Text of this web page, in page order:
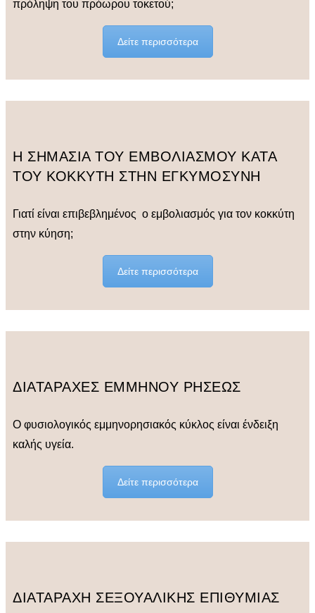
πρόληψη του πρόωρου τοκετού;
Δείτε περισσότερα
Η ΣΗΜΑΣΙΑ ΤΟΥ ΕΜΒΟΛΙΑΣΜΟΥ ΚΑΤΑ
ΤΟΥ ΚΟΚΚΥΤΗ ΣΤΗΝ ΕΓΚΥΜΟΣΥΝΗ
Γιατί είναι επιβεβλημένος ο εμβολιασμός για τον κοκκύτη
στην κύηση;
Δείτε περισσότερα
ΔΙΑΤΑΡΑΧΕΣ ΕΜΜΗΝΟΥ ΡΗΣΕΩΣ
Ο φυσιολογικός εμμηνορησιακός κύκλος είναι ένδειξη
καλής υγεία.
Δείτε περισσότερα
ΔΙΑΤΑΡΑΧΗ ΣΕΞΟΥΑΛΙΚΗΣ ΕΠΙΘΥΜΙΑΣ